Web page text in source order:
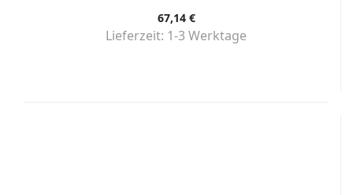
67,14 €
Lieferzeit: 1-3 Werktage